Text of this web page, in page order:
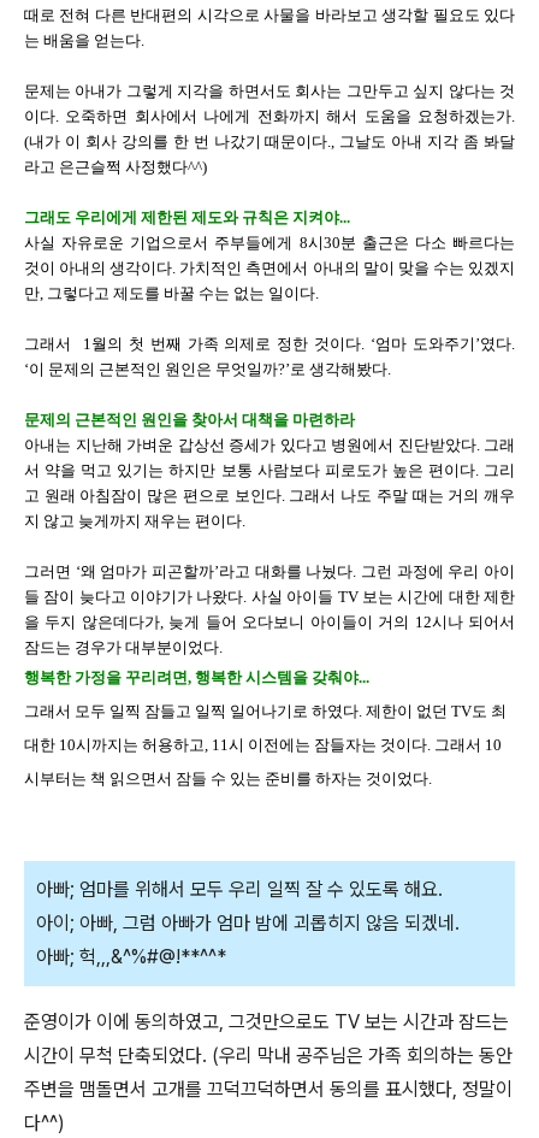
때로 전혀 다른 반대편의 시각으로 사물을 바라보고 생각할 필요도 있다
는 배움을 얻는다.
문제는 아내가 그렇게 지각을 하면서도 회사는 그만두고 싶지 않다는 것
이다. 오죽하면 회사에서 나에게 전화까지 해서 도움을 요청하겠는가.
(내가 이 회사 강의를 한 번 나갔기 때문이다., 그날도 아내 지각 좀 봐달
라고 은근슬쩍 사정했다^^)
그래도 우리에게 제한된 제도와 규칙은 지켜야...
사실 자유로운 기업으로서 주부들에게 8시30분 출근은 다소 빠르다는
것이 아내의 생각이다. 가치적인 측면에서 아내의 말이 맞을 수는 있겠지
만, 그렇다고 제도를 바꿀 수는 없는 일이다.
그래서 1월의 첫 번째 가족 의제로 정한 것이다. ‘엄마 도와주기’였다.
‘이 문제의 근본적인 원인은 무엇일까?’로 생각해봤다.
문제의 근본적인 원인을 찾아서 대책을 마련하라
아내는 지난해 가벼운 갑상선 증세가 있다고 병원에서 진단받았다. 그래
서 약을 먹고 있기는 하지만 보통 사람보다 피로도가 높은 편이다. 그리
고 원래 아침잠이 많은 편으로 보인다. 그래서 나도 주말 때는 거의 깨우
지 않고 늦게까지 재우는 편이다.
그러면 ‘왜 엄마가 피곤할까’라고 대화를 나눴다. 그런 과정에 우리 아이
들 잠이 늦다고 이야기가 나왔다. 사실 아이들 TV 보는 시간에 대한 제한
을 두지 않은데다가, 늦게 들어 오다보니 아이들이 거의 12시나 되어서
잠드는 경우가 대부분이었다.
행복한 가정을 꾸리려면, 행복한 시스템을 갖춰야...
그래서 모두 일찍 잠들고 일찍 일어나기로 하였다. 제한이 없던 TV도 최
대한 10시까지는 허용하고, 11시 이전에는 잠들자는 것이다. 그래서 10
시부터는 책 읽으면서 잠들 수 있는 준비를 하자는 것이었다.
아빠; 엄마를 위해서 모두 우리 일찍 잘 수 있도록 해요.
아이; 아빠, 그럼 아빠가 엄마 밤에 괴롭히지 않음 되겠네.
아빠; 헉,,,&^%#@!**^^*
준영이가 이에 동의하였고, 그것만으로도 TV 보는 시간과 잠드는
시간이 무척 단축되었다. (우리 막내 공주님은 가족 회의하는 동안
주변을 맴돌면서 고개를 끄덕끄덕하면서 동의를 표시했다, 정말이
다^^)